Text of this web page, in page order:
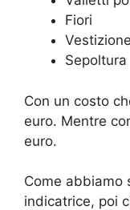
Fiori
Sepoltura
Con un costo
euro. Mentre
euro.
Come abbiamo
indicatrice, poi